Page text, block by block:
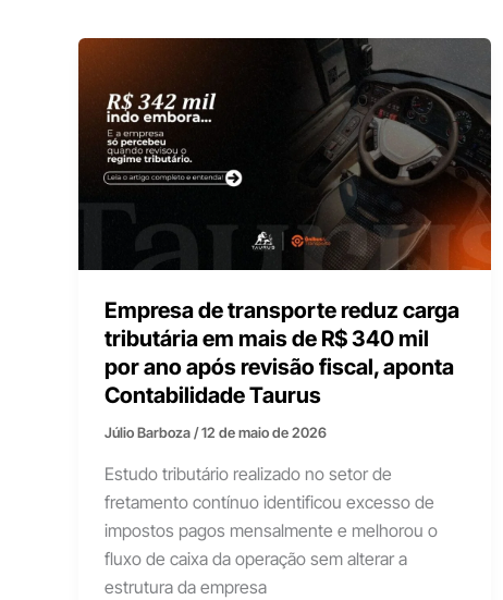
Empresa de transporte reduz carga
tributária em mais de R$ 340 mil
por ano após revisão fiscal, aponta
Contabilidade Taurus
Júlio Barboza/12 de maio de 2026
Estudo tributário realizado no setor de
fretamento contínuo identificou excesso de
impostos pagos mensalmente e melhorou o
fluxo de caixa da operação sem alterar a
estrutura da empresa